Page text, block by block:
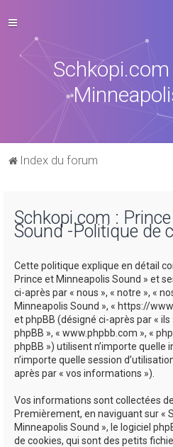
Index du forum
Schkopi.com :
Sound -Politique de
Cette politique explique en détail
Prince et Minneapolis Sound » et
ci-après par « nous », « notre », «
Minneapolis Sound », « https://
et phpBB (désigné ci-après par « ils
phpBB », « www.phpbb.com », «
phpBB ») utilisent n’importe
n’importe quelle session
après par « vos informations »).
Vos informations sont collectées
Premièrement, en naviguant sur «
Minneapolis Sound », le logiciel
de cookies, qui sont des petits